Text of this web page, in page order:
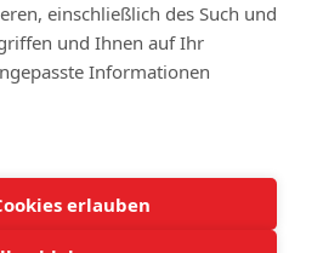
einschließlich des Such und
und Ihnen auf Ihr
Informationen
erlauben